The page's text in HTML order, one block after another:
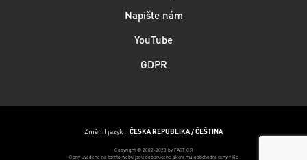
Napište nám
YouTube
GDPR
Změnit jazyk ČESKÁ REPUBLIKA / ČEŠTINA
Copyright © 2002-2023 by FAST ČR
Ceny uvedené na tomto webu jsou doporučené akční maloobchodní ceny v Kč